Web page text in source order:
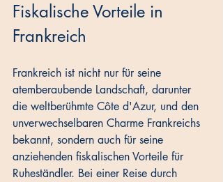
Fiskalische Vorteile in
Frankreich
Frankreich ist nicht nur für seine
atemberaubende Landschaft, darunter
die weltberühmte Côte d'Azur, und den
unverwechselbaren Charme Frankreichs
bekannt, sondern auch für seine
anziehenden fiskalischen Vorteile für
Ruheständler. Bei einer Reise durch